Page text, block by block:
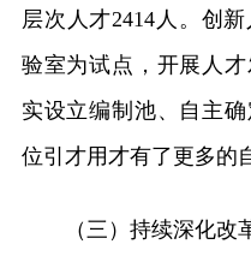
层次人才2414人。创
验室为试点，开展人
实设立编制池、自主
位引才用才有了更多的
（三）持续深化